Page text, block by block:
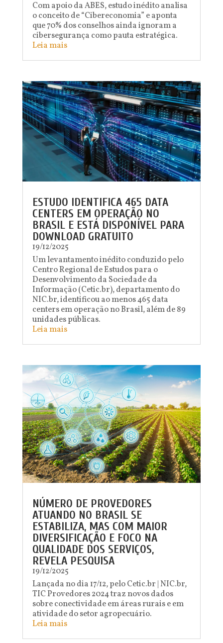
Com apoio da ABES, estudo inédito analisa
o conceito de “Cibereconomia” e aponta
que 70% dos conselhos ainda ignoram a
cibersegurança como pauta estratégica.
Leia mais
ESTUDO IDENTIFICA 465 DATA
CENTERS EM OPERAÇÃO NO
BRASIL E ESTÁ DISPONÍVEL PARA
DOWNLOAD GRATUITO
19/12/2025
Um levantamento inédito conduzido pelo
Centro Regional de Estudos para o
Desenvolvimento da Sociedade da
Informação (Cetic.br), departamento do
NIC.br, identificou ao menos 465 data
centers em operação no Brasil, além de 89
unidades públicas.
Leia mais
NÚMERO DE PROVEDORES
ATUANDO NO BRASIL SE
ESTABILIZA, MAS COM MAIOR
DIVERSIFICAÇÃO E FOCO NA
QUALIDADE DOS SERVIÇOS,
REVELA PESQUISA
19/12/2025
Lançada no dia 17/12, pelo Cetic.br | NIC.br,
TIC Provedores 2024 traz novos dados
sobre conectividade em áreas rurais e em
atividade do setor agropecuário.
Leia mais